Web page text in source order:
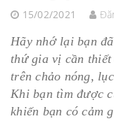
15/02/2021
Hãy nhớ lại bạn
thứ gia vị cần thiết
trên chảo nóng,
Khi bạn tìm được
khiến bạn có cảm